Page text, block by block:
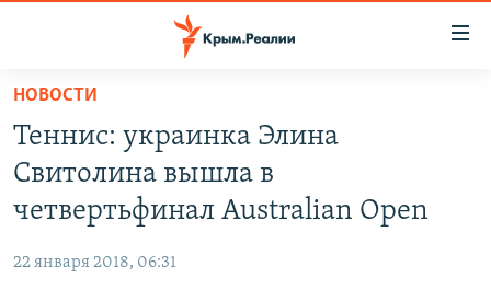
Вернуться
основному
содержанию
главной
навигации
СПЕЦПРОЕКТЫ
11 ЛЕТ ОККУПАЦИИ КРЫМА. 11 ИСТОРИЙ СОПРОТИВЛЕНИЯ
ЕЩЕ
НОВОСТИ
Теннис: украинка Элина
Свитолина вышла в
четвертьфинал Australian Open
22 января 2018, 06:31